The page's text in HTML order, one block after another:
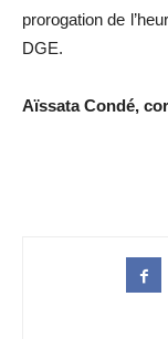
prorogation de
DGE.
Aïssata Condé,